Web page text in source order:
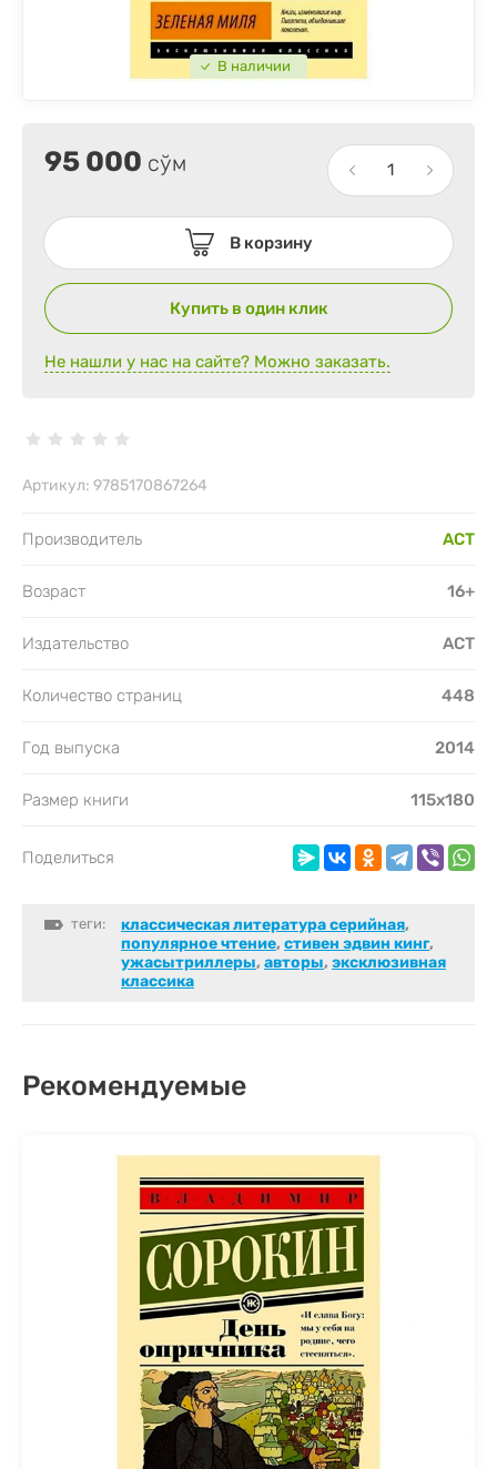
В наличии
95 000 сўм
В корзину
Купить в один клик
Не нашли у нас на сайте? Можно заказать.
Артикул: 9785170867264
Производитель АСТ
Возраст 16+
Издательство АСТ
Количество страниц 448
Год выпуска 2014
Размер книги 115х180
Поделиться
теги: классическая литература серийная,
популярное чтение, стивен эдвин кинг,
ужасытриллеры, авторы, эксклюзивная
классика
Рекомендуемые